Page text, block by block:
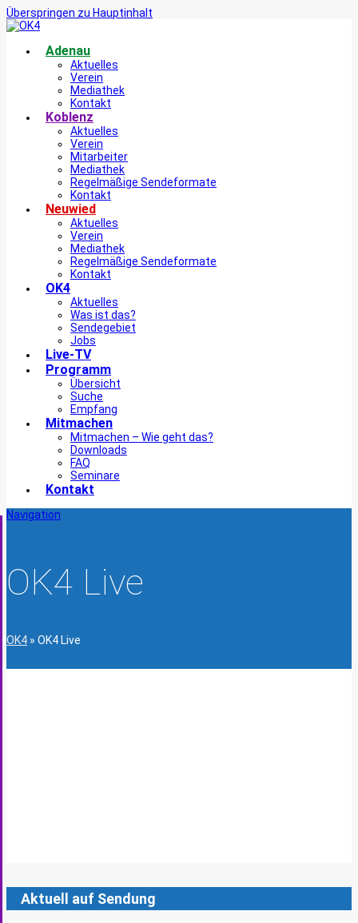
Überspringen zu Hauptinhalt
Adenau
Aktuelles
Verein
Mediathek
Kontakt
Koblenz
Aktuelles
Verein
Mitarbeiter
Mediathek
Regelmäßige Sendeformate
Kontakt
Neuwied
Aktuelles
Verein
Mediathek
Regelmäßige Sendeformate
Kontakt
OK4
Aktuelles
Was ist das?
Sendegebiet
Jobs
Live-TV
Programm
Übersicht
Suche
Empfang
Mitmachen
Mitmachen – Wie geht das?
Downloads
FAQ
Seminare
Kontakt
Navigation
OK4 Live
OK4 » OK4 Live
Aktuell auf Sendung